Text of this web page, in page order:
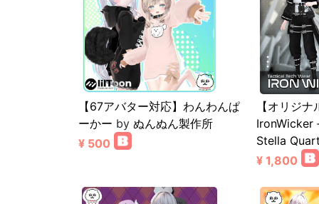
【67アバター対応】わんわんぱ
ーかー by ぬんぬん製作所
¥ 500
【オリジ
IronWicker
Stella
¥ 1,800